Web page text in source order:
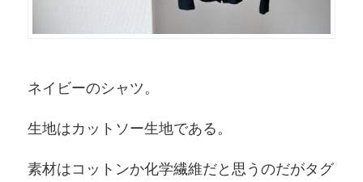
ネイビーのシャツ。
生地はカットソー生地である。
素材はコットンか化学繊維だと思うのだがタグ